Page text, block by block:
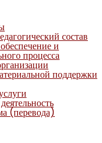
состав
и
процесса
поддержки
(перевода)